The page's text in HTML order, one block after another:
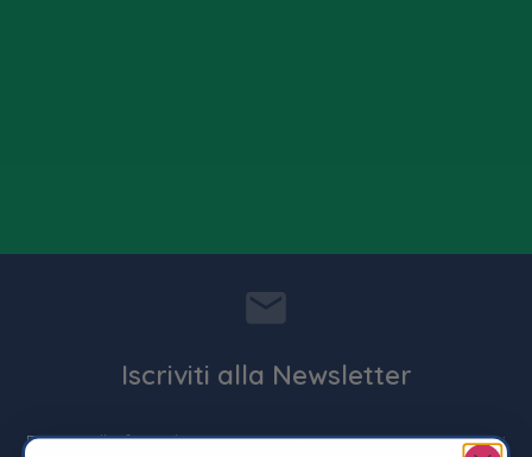
Iscriviti alla Newsletter
Entra nella famiglia De Matteo Home, per novità, sconti